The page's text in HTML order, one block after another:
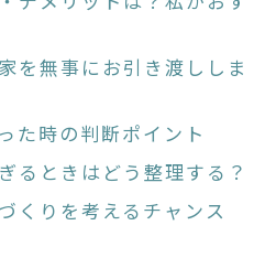
を無事にお引き渡ししま
た時の判断ポイント
るときはどう整理する？
くりを考えるチャンス